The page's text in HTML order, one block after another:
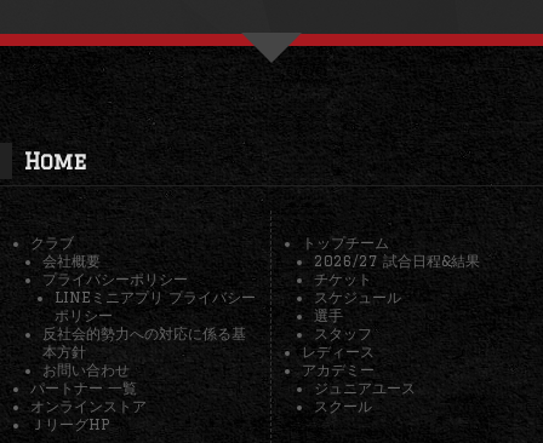
Home
クラブ
会社概要
プライバシーポリシー
LINEミニアプリ プライバシー
ポリシー
反社会的勢力への対応に係る基
本方針
お問い合わせ
パートナー 一覧
オンラインストア
ＪリーグHP
トップチーム
2026/27 試合日程&結果
チケット
スケジュール
選手
スタッフ
レディース
アカデミー
ジュニアユース
スクール